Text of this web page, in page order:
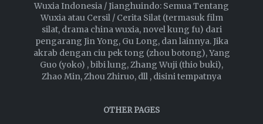
Wuxia Indonesia / Jianghuindo: Semua Tentang
Wuxia atau Cersil / Cerita Silat (termasuk film
silat, drama china wuxia, novel kung fu) dari
pengarang Jin Yong, Gu Long, dan lainnya. Jika
akrab dengan ciu pek tong (zhou botong), Yang
Guo (yoko) , bibi lung, Zhang Wuji (thio buki),
Zhao Min, Zhou Zhiruo, dll , disini tempatnya
OTHER PAGES